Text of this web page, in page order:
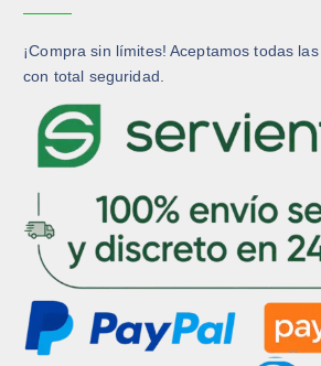
¡Compra sin límites! Aceptamos todas
con total seguridad.